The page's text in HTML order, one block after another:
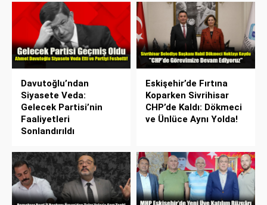
Davutoğlu’ndan
Siyasete Veda:
Gelecek Partisi’nin
Faaliyetleri
Sonlandırıldı
Eskişehir’de Fırtına
Koparken Sivrihisar
CHP’de Kaldı: Dökmeci
ve Ünlüce Aynı Yolda!